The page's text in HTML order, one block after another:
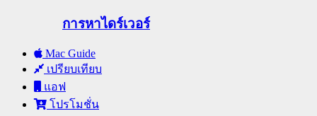
การหาไดร์เวอร์
Mac Guide
เปรียบเทียบ
แอฟ
โปรโมชั่น